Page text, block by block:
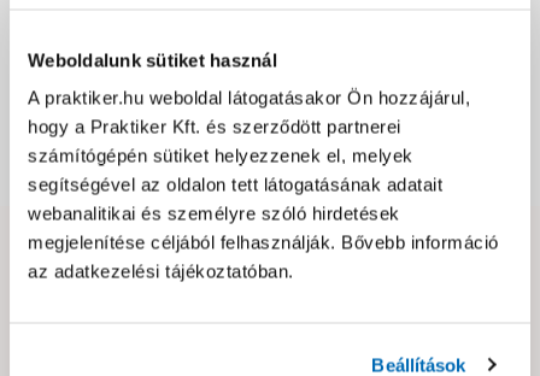
Weboldalunk sütiket használ
A praktiker.hu weboldal látogatásakor Ön hozzájárul,
hogy a Praktiker Kft. és szerződött partnerei
számítógépén sütiket helyezzenek el, melyek
segítségével az oldalon tett látogatásának adatait
webanalitikai és személyre szóló hirdetések
megjelenítése céljából felhasználják. Bővebb információ
az adatkezelési tájékoztatóban.
Beállítások
Csomagolási és súly információk
Dokumentumok, felelős személy
Hibát találtál az oldalon vagy a termék leírásában?